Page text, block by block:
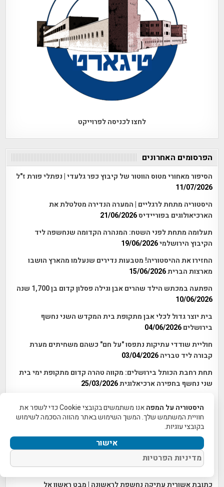
לחצו לכניסה לפרוייקט
הפרסומים האחרונים
הסיפור מאחורי מטוס הווטור של קיבוץ כפר גלעדי | נפתלי פורת ז"ל
11/07/2026
היסטוריה מתחת לרגליים | המערה הנדירה מטלטלת את
הארכיאולוגים בפוריידיס21/06/2026
תעלומה מתחת לפני השטח: המנהרה הקדומה שנחשפה ליד
הקיבוץ הירושלמי19/06/2026
החזירו את ההיסטוריה! מטבעות נדירים שנעלמו מהארץ הושבו
מארצות הברית15/06/2026
הפתעה במכתש הילד שהרים אבן וגילה פסלון קדום בן 1,700 שנה
10/06/2026
בית יוצר גדול לכלי אבן מתקופת בית המקדש השני נחשף
בירושלים 04/06/2026
חוליית שודדי עתיקות נתפסו "על חם" כשהם משחיתים מערת
קבורה ליד טבריה 03/04/2026
תחת רחבת הכותל בירושלים: מקווה טהרה קדום מתקופת ימי בית
שני נחשף בחפירה ארכיאלוגית25/03/2026
הבית, צפונית לעיר דוד23/03/2026
שרידים חדשים של קטע מחומת ירושלים מתקופת החשמונאים
נחשפו לאחרונה17/02/2026
נתפסו על חם: שודדי עתיקות חפרו והחריבו מערת קבורה קדומה
ליד חיטין20/01/2026
כתובת אשורית עתיקה נחשפת לראשונה | מבט ראשון אל
היסטוריה על המפה
אנו משתמשים בקובצי Cookie כדי לשפר את
חוויית המשתמש שלך. המשך השימוש באתר מהווה הסכמה לשימוש
בקובצי עוגיות.
אישור
מדיניות הפרטיות